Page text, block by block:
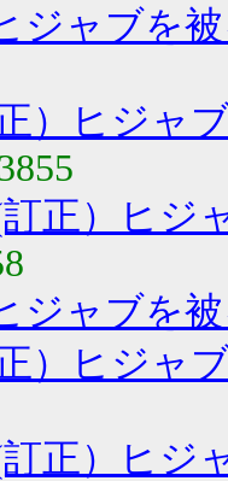
ジャブを
）ヒジャ
訂正）ヒジ
ジャブを
）ヒジャ
訂正）ヒジ